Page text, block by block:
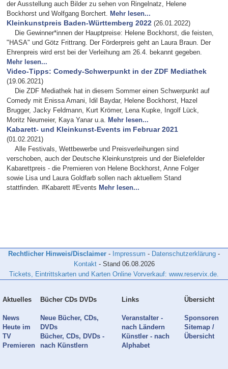
der Ausstellung auch Bilder zu sehen von Ringelnatz, Helene
Bockhorst und Wolfgang Borchert. Mehr lesen...
Kleinkunstpreis Baden-Württemberg 2022 (26.01.2022)
Die Gewinner*innen der Hauptpreise: Helene Bockhorst, die feisten,
"HASA" und Götz Frittrang. Der Förderpreis geht an Laura Braun. Der
Ehrenpreis wird erst bei der Verleihung am 26.4. bekannt gegeben.
Mehr lesen...
Video-Tipps: Comedy-Schwerpunkt in der ZDF Mediathek
(19.06.2021)
Die ZDF Mediathek hat in diesem Sommer einen Schwerpunkt auf
Comedy mit Enissa Amani, Idil Baydar, Helene Bockhorst, Hazel
Brugger, Jacky Feldmann, Kurt Krömer, Lena Kupke, Ingolf Lück,
Moritz Neumeier, Kaya Yanar u.a. Mehr lesen...
Kabarett- und Kleinkunst-Events im Februar 2021
(01.02.2021)
Alle Festivals, Wettbewerbe und Preisverleihungen sind
verschoben, auch der Deutsche Kleinkunstpreis und der Bielefelder
Kabarettpreis - die Premieren von Helene Bockhorst, Anne Folger
sowie Lisa und Laura Goldfarb sollen nach aktuellem Stand
stattfinden. #Kabarett #Events Mehr lesen...
Rechtlicher Hinweis/Disclaimer - Impressum - Datenschutzerklärung -
Kontakt- Stand 06.08.2026
Tickets, Eintrittskarten und Karten Online Vorverkauf: www.reservix.de.
Aktuelles
News
Heute im
TV
Premieren
Bücher CDs DVDs
Neue Bücher, CDs,
DVDs
Bücher, CDs, DVDs -
nach Künstlern
Links
Veranstalter -
nach Ländern
Künstler - nach
Alphabet
Übersicht
Sponsoren
Sitemap /
Übersicht